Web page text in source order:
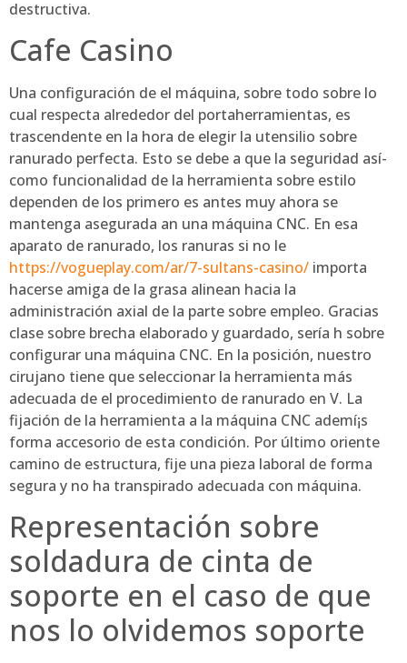
destructiva.
Cafe Casino
Una configuración de el máquina, sobre todo sobre lo
cual respecta alrededor del portaherramientas, es
trascendente en la hora de elegir la utensilio sobre
ranurado perfecta. Esto se debe a que la seguridad así­
como funcionalidad de la herramienta sobre estilo
dependen de los primero es antes muy ahora se
mantenga asegurada an una máquina CNC. En esa
aparato de ranurado, los ranuras si no le
https://vogueplay.com/ar/7-sultans-casino/ importa
hacerse amiga de la grasa alinean hacia la
administración axial de la parte sobre empleo. Gracias
clase sobre brecha elaborado y guardado, serí­a h sobre
configurar una máquina CNC. En la posición, nuestro
cirujano tiene que seleccionar la herramienta más
adecuada de el procedimiento de ranurado en V. La
fijación de la herramienta a la máquina CNC ademí¡s
forma accesorio de esta condición. Por último oriente
camino de estructura, fije una pieza laboral de forma
segura y no ha transpirado adecuada con máquina.
Representación sobre
soldadura de cinta de
soporte en el caso de que
nos lo olvidemos soporte